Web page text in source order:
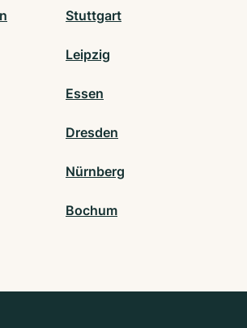
Stuttgart
Leipzig
Essen
Dresden
Nürnberg
Bochum